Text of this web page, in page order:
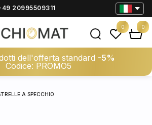
20995509311
dell'offerta standard -5%
Codice: PROMO5
0 0
A SPECCHIO